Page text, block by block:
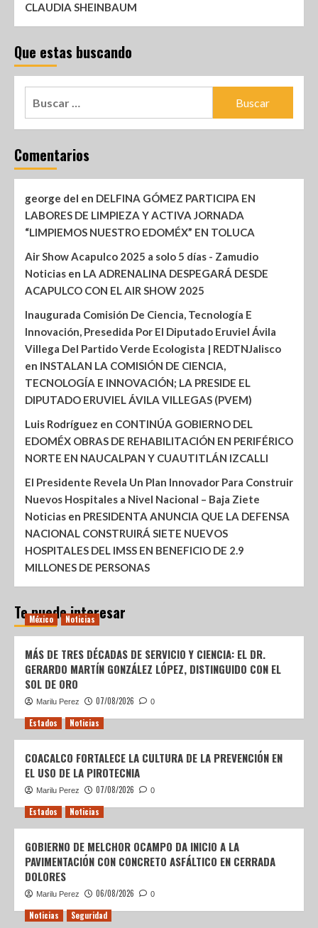
CLAUDIA SHEINBAUM
Que estas buscando
Comentarios
george del en DELFINA GÓMEZ PARTICIPA EN
LABORES DE LIMPIEZA Y ACTIVA JORNADA
“LIMPIEMOS NUESTRO EDOMÉX” EN TOLUCA
Air Show Acapulco 2025 a solo 5 días - Zamudio
Noticias en LA ADRENALINA DESPEGARÁ DESDE
ACAPULCO CON EL AIR SHOW 2025
Inaugurada Comisión De Ciencia, Tecnología E
Innovación, Presedida Por El Diputado Eruviel Ávila
Villega Del Partido Verde Ecologista | REDTNJalisco
en INSTALAN LA COMISIÓN DE CIENCIA,
TECNOLOGÍA E INNOVACIÓN; LA PRESIDE EL
DIPUTADO ERUVIEL ÁVILA VILLEGAS (PVEM)
Luis Rodríguez en CONTINÚA GOBIERNO DEL
EDOMÉX OBRAS DE REHABILITACIÓN EN PERIFÉRICO
NORTE EN NAUCALPAN Y CUAUTITLÁN IZCALLI
El Presidente Revela Un Plan Innovador Para Construir
Nuevos Hospitales a Nivel Nacional – Baja Ziete
Noticias en PRESIDENTA ANUNCIA QUE LA DEFENSA
NACIONAL CONSTRUIRÁ SIETE NUEVOS
HOSPITALES DEL IMSS EN BENEFICIO DE 2.9
MILLONES DE PERSONAS
Te puede interesar
México Noticias
MÁS DE TRES DÉCADAS DE SERVICIO Y CIENCIA: EL DR.
GERARDO MARTÍN GONZÁLEZ LÓPEZ, DISTINGUIDO CON EL
SOL DE ORO
Marilu Perez 07/08/2026 0
Estados Noticias
COACALCO FORTALECE LA CULTURA DE LA PREVENCIÓN EN
EL USO DE LA PIROTECNIA
Marilu Perez 07/08/2026 0
Estados Noticias
GOBIERNO DE MELCHOR OCAMPO DA INICIO A LA
PAVIMENTACIÓN CON CONCRETO ASFÁLTICO EN CERRADA
DOLORES
Marilu Perez 06/08/2026 0
Noticias Seguridad